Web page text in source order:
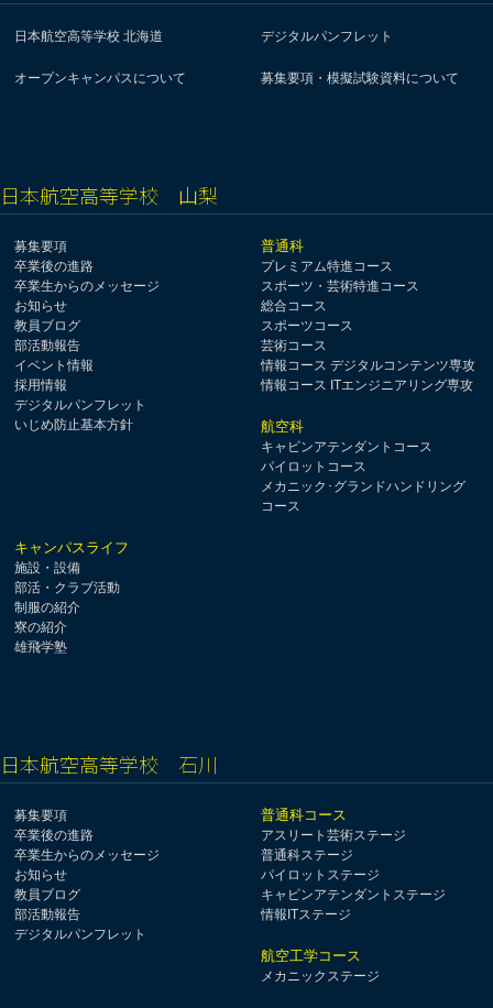
日本航空高等学校 北海道 デジタルパンフレット
オープンキャンパスについて 募集要項・模擬試験資料について
日本航空高等学校 山梨
募集要項
卒業後の進路
卒業生からのメッセージ
お知らせ
教員ブログ
部活動報告
イベント情報
採用情報
デジタルパンフレット
いじめ防止基本方針
普通科
プレミアム特進コース
スポーツ・芸術特進コース
総合コース
スポーツコース
芸術コース
情報コース デジタルコンテンツ専攻
情報コース ITエンジニアリング専攻
航空科
キャビンアテンダントコース
パイロットコース
メカニック･グランドハンドリング
コース
キャンパスライフ
施設・設備
部活・クラブ活動
制服の紹介
寮の紹介
雄飛学塾
日本航空高等学校 石川
募集要項
卒業後の進路
卒業生からのメッセージ
お知らせ
教員ブログ
部活動報告
デジタルパンフレット
普通科コース
アスリート芸術ステージ
普通科ステージ
パイロットステージ
キャビンアテンダントステージ
情報ITステージ
航空工学コース
メカニックステージ